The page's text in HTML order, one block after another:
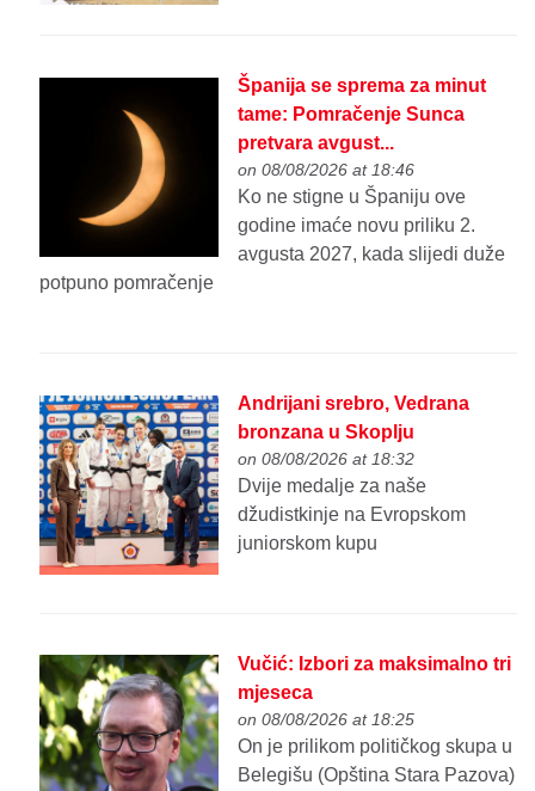
Španija se sprema za minut
tame: Pomračenje Sunca
pretvara avgust...
on 08/08/2026 at 18:46
Ko ne stigne u Španiju ove
godine imaće novu priliku 2.
avgusta 2027, kada slijedi duže
potpuno pomračenje
Andrijani srebro, Vedrana
bronzana u Skoplju
on 08/08/2026 at 18:32
Dvije medalje za naše
džudistkinje na Evropskom
juniorskom kupu
Vučić: Izbori za maksimalno tri
mjeseca
on 08/08/2026 at 18:25
On je prilikom političkog skupa u
Belegišu (Opština Stara Pazova)